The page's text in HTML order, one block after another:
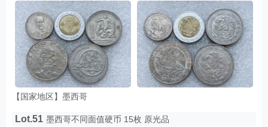
【国家地区】墨西哥
Lot.51 墨西哥不同面值硬币 15枚 原光品